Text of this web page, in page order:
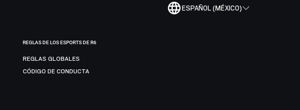
ESPAÑOL (MÉXICO)
REGLAS DE LOS ESPORTS DE R6
REGLAS GLOBALES
CÓDIGO DE CONDUCTA